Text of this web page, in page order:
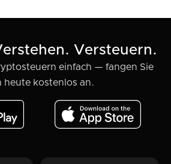
Versteuern.
einfach — fangen Sie
heute kostenlos an.